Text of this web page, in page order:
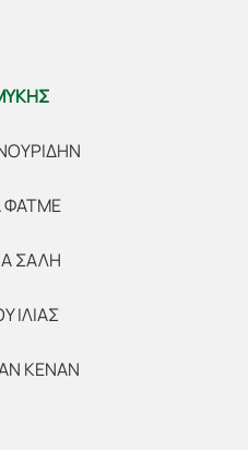
ΦΑΤΜΕ
ΣΑΛΗ
ΙΛΙΑΣ
ΚΕΝΑΝ